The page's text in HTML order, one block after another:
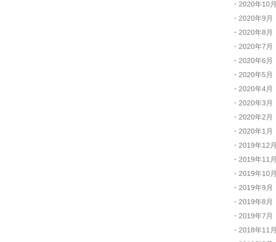
2020年10月
2020年9月
2020年8月
2020年7月
2020年6月
2020年5月
2020年4月
2020年3月
2020年2月
2020年1月
2019年12月
2019年11月
2019年10月
2019年9月
2019年8月
2019年7月
2018年11月